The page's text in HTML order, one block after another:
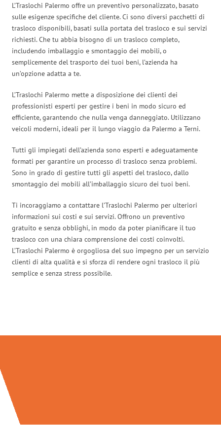
L’Traslochi Palermo offre un preventivo personalizzato, basato
sulle esigenze specifiche del cliente. Ci sono diversi pacchetti di
trasloco disponibili, basati sulla portata del trasloco e sui servizi
richiesti. Che tu abbia bisogno di un trasloco completo,
includendo imballaggio e smontaggio dei mobili, o
semplicemente del trasporto dei tuoi beni, l’azienda ha
un’opzione adatta a te.
L’Traslochi Palermo mette a disposizione dei clienti dei
professionisti esperti per gestire i beni in modo sicuro ed
efficiente, garantendo che nulla venga danneggiato. Utilizzano
veicoli moderni, ideali per il lungo viaggio da Palermo a Terni.
Tutti gli impiegati dell’azienda sono esperti e adeguatamente
formati per garantire un processo di trasloco senza problemi.
Sono in grado di gestire tutti gli aspetti del trasloco, dallo
smontaggio dei mobili all’imballaggio sicuro dei tuoi beni.
Ti incoraggiamo a contattare l’Traslochi Palermo per ulteriori
informazioni sui costi e sui servizi. Offrono un preventivo
gratuito e senza obblighi, in modo da poter pianificare il tuo
trasloco con una chiara comprensione dei costi coinvolti.
L’Traslochi Palermo è orgogliosa del suo impegno per un servizio
clienti di alta qualità e si sforza di rendere ogni trasloco il più
semplice e senza stress possibile.